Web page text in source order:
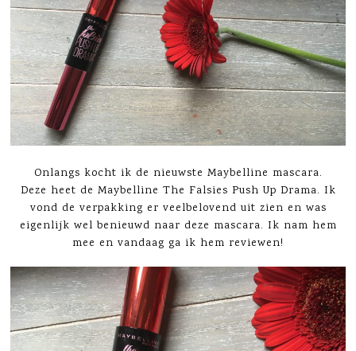
Onlangs kocht ik de nieuwste Maybelline mascara.
Deze heet de Maybelline The Falsies Push Up Drama. Ik
vond de verpakking er veelbelovend uit zien en was
eigenlijk wel benieuwd naar deze mascara. Ik nam hem
mee en vandaag ga ik hem reviewen!